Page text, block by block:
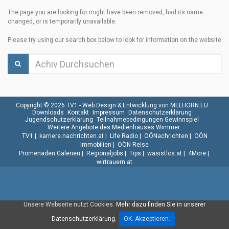
The page you are looking for might have been removed, had its name
changed, or is temporarily unavailable.
Please try using our search box below to look for information on the website
Unsere Webseite nutzt Cookies. Mehr dazu finden Sie in unserer
Datenschutzerklärung.
OK. Akzeptieren.
Copyright © 2026 TV1 - Web Design & Entwicklung von MELHORN.EU
Downloads
Kontakt Impressum
Datenschutzerklärung
Jugendschutzerklärung Teilnahmebedingungen Gewinnspiel
Weitere Angebote des Medienhauses Wimmer:
TV1
karriere.nachrichten.at| Life Radio| OÖNachrichten
OÖN
Immobilien
OÖN Reise
Promenaden Galerien
Regionaljobs Tips wasistlos.at| 4More|
wirtrauern.at